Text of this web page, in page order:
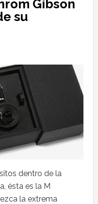
Gibson
su
dentro de la
ésta es la M
la extrema